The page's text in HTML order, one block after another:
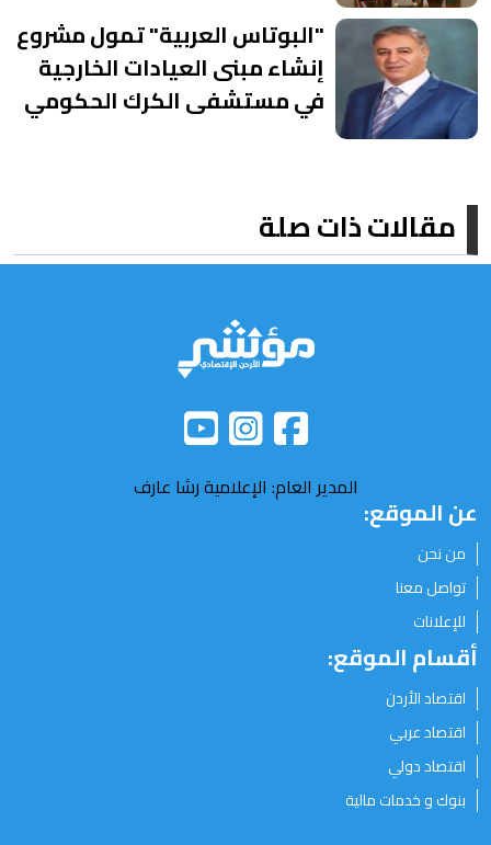
"البوتاس العربية" تمول مشروع
إنشاء مبنى العيادات الخارجية
في مستشفى الكرك الحكومي
مقالات ذات صلة
المدير العام: الإعلامية رشا عارف
عن الموقع:
من نحن
تواصل معنا
للإعلانات
أقسام الموقع:
اقتصاد الأردن
اقتصاد عربي
اقتصاد دولي
بنوك و خدمات مالية